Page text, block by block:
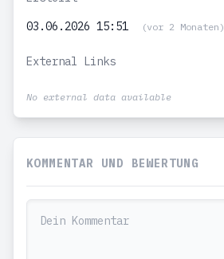
03.06.2026 15:51
(vor 2 Monaten)
External Links
No external data available
KOMMENTAR UND BEWERTUNG